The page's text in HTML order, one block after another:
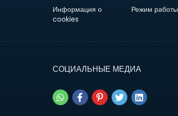
Информация о
cookies
Режим работы
СОЦИАЛЬНЫЕ МЕДИА